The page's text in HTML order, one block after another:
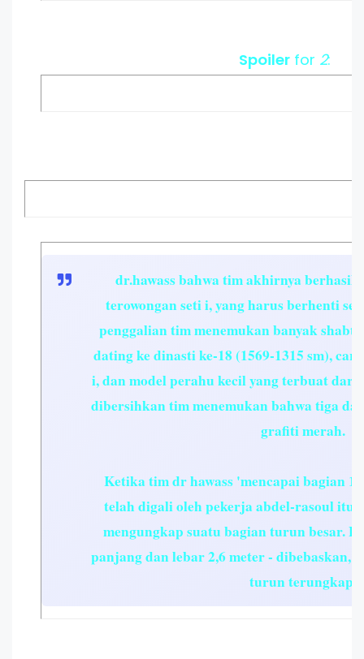
Spoilerfor 2:
dr.hawass bahwa tim akhirnya berhasil
terowongan seti i, yang harus berhenti
penggalian tim menemukan banyak
dating ke dinasti ke-18 (1569-1315 sm),
i, dan model perahu kecil yang terbuat dari
dibersihkan tim menemukan bahwa tiga
grafiti merah.
Ketika tim dr hawass 'mencapai bagian
telah digali oleh pekerja abdel-rasoul
mengungkap suatu bagian turun besar.
panjang dan lebar 2,6 meter - dibebaskan,
turun terungkap.